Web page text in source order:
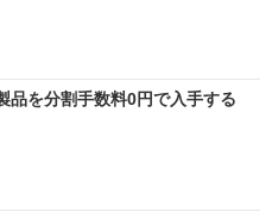
品を分割手数料0円で入手する